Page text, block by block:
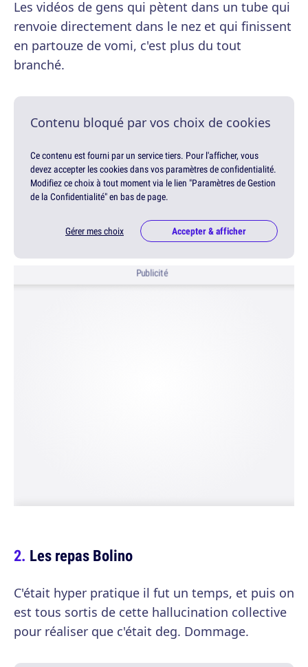
Les vidéos de gens qui pètent dans un tube qui
renvoie directement dans le nez et qui finissent
en partouze de vomi, c'est plus du tout
branché.
Contenu bloqué par vos choix de cookies
Ce contenu est fourni par un service tiers. Pour l'afficher, vous
devez accepter les cookies dans vos paramètres de confidentialité.
Modifiez ce choix à tout moment via le lien "Paramètres de Gestion
de la Confidentialité" en bas de page.
Gérer mes choix Accepter & afficher
Publicité
Les repas Bolino
C'était hyper pratique il fut un temps, et puis on
est tous sortis de cette hallucination collective
pour réaliser que c'était deg. Dommage.